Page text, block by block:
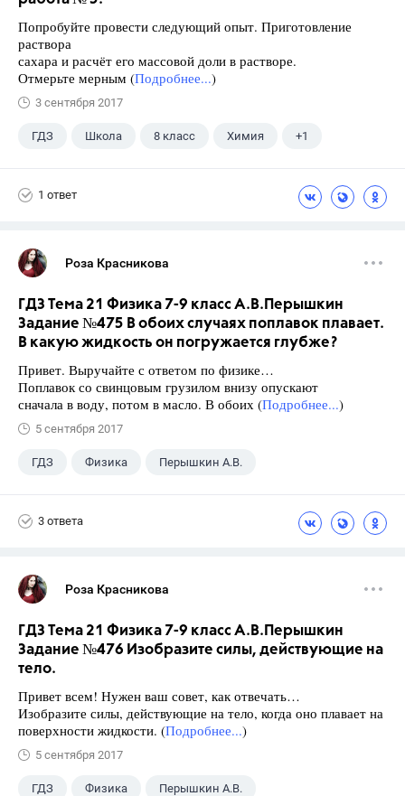
Попробуйте провести следующий опыт. Приготовление
раствора
сахара и расчёт его массовой доли в растворе.
Отмерьте мерным (Подробнее...)
3 сентября 2017
ГДЗ Школа 8 класс Химия +1
1 ответ
Роза Красникова
ГДЗ Тема 21 Физика 7-9 класс А.В.Перышкин
Задание №475 В обоих случаях поплавок плавает.
В какую жидкость он погружается глубже?
Привет. Выручайте с ответом по физике…
Поплавок со свинцовым грузилом внизу опускают
сначала в воду, потом в масло. В обоих (Подробнее...)
5 сентября 2017
ГДЗ Физика Перышкин А.В.
3 ответа
Роза Красникова
ГДЗ Тема 21 Физика 7-9 класс А.В.Перышкин
Задание №476 Изобразите силы, действующие на
тело.
Привет всем! Нужен ваш совет, как отвечать…
Изобразите силы, действующие на тело, когда оно плавает на
поверхности жидкости. (Подробнее...)
5 сентября 2017
ГДЗ Физика Перышкин А.В.